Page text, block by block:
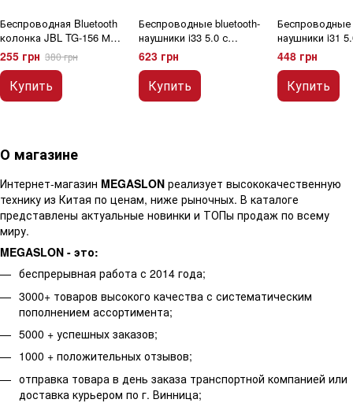
Беспроводная Bluetooth
колонка JBL TG-156 МP3
цветомузыка, black
255 грн 380 грн
Купить
Беспроводные bluetooth-
наушники i33 5.0 с
кейсом, black
623 грн
Купить
Беспроводные
наушники i31
кейсом, green
448 грн
Купить
О магазине
Интернет-магазин MEGASLON реализует высококачественную
технику из Китая по ценам, ниже рыночных. В каталоге
представлены актуальные новинки и ТОПы продаж по всему
миру.
MEGASLON - это:
беспрерывная работа с 2014 года;
3000+ товаров высокого качества с систематическим
пополнением ассортимента;
5000 + успешных заказов;
1000 + положительных отзывов;
отправка товара в день заказа транспортной компанией или
доставка курьером по г. Винница;